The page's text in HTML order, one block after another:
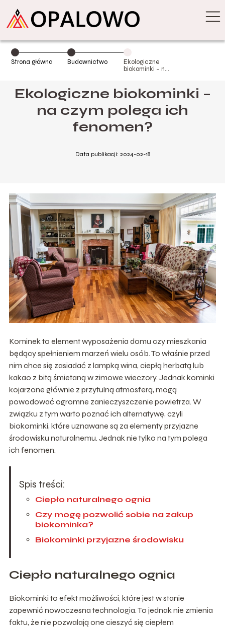
Strona główna Budownictwo
Ekologiczne
biokominki – na
Ekologiczne biokominki –
na czym polega ich
fenomen?
Data publikacji: 2024-02-18
Kominek to element wyposażenia domu czy mieszkania
będący spełnieniem marzeń wielu osób. To właśnie przed
nim chce się zasiadać z lampką wina, ciepłą herbatą lub
kakao z bitą śmietaną w zimowe wieczory. Jednak kominki
kojarzone głównie z przytulną atmosferą, mogą
powodować ogromne zanieczyszczenie powietrza. W
związku z tym warto poznać ich alternatywę, czyli
biokominki, które uznawane są za elementy przyjazne
środowisku naturalnemu. Jednak nie tylko na tym polega
ich fenomen.
Spis treści:
Ciepło naturalnego ognia
Czy mogę pozwolić sobie na zakup
biokominka?
Biokominki przyjazne środowisku
Ciepło naturalnego ognia
Biokominki to efekt możliwości, które jest w stanie
zapewnić nowoczesna technologia. To jednak nie zmienia
faktu, że nie pozwalają one cieszyć się ciepłem